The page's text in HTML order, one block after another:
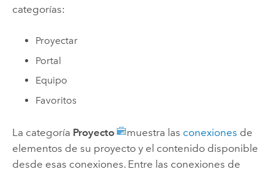
categorías:
Proyectar
Portal
Equipo
Favoritos
La categoría Proyecto muestra las conexiones de
elementos de su proyecto y el contenido disponible
desde esas conexiones. Entre las conexiones de